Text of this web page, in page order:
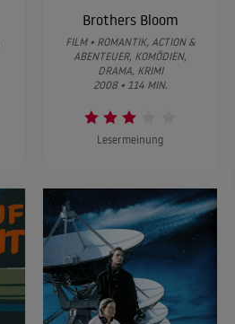
Brothers Bloom
FILM • ROMANTIK, ACTION &
ABENTEUER, KOMÖDIEN,
DRAMA, KRIMI
2008 • 114 MIN.
Lesermeinung